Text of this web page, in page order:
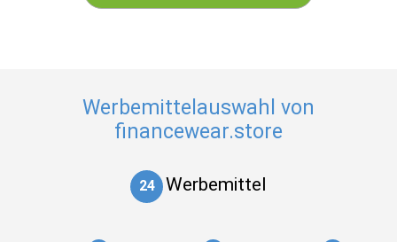
Werbemittelauswahl von
financewear.store
24 Werbemittel